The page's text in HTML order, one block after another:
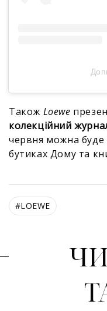
Також Loewe
колекційний
червня можна
бутиках Дому та
#LOEWE